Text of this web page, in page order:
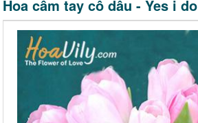
Hoa cầm tay cô dâu - Yes i do